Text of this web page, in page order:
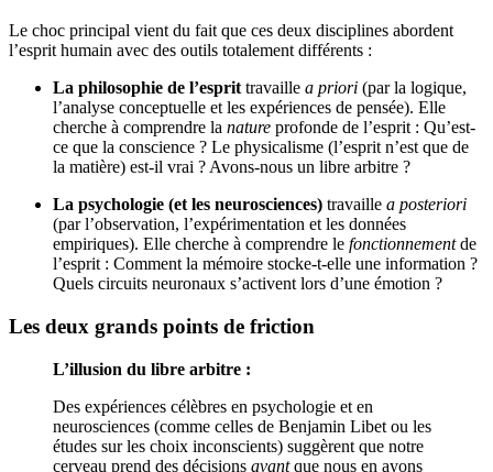
Le choc principal vient du fait que ces deux disciplines abordent
l’esprit humain avec des outils totalement différents :
La philosophie de l’esprit travaille a priori (par la logique,
l’analyse conceptuelle et les expériences de pensée). Elle
cherche à comprendre la nature profonde de l’esprit : Qu’est-
ce que la conscience ? Le physicalisme (l’esprit n’est que de
la matière) est-il vrai ? Avons-nous un libre arbitre ?
La psychologie (et les neurosciences) travaille a posteriori
(par l’observation, l’expérimentation et les données
empiriques). Elle cherche à comprendre le fonctionnementde
l’esprit : Comment la mémoire stocke-t-elle une information ?
Quels circuits neuronaux s’activent lors d’une émotion ?
Les deux grands points de friction
L’illusion du libre arbitre :
Des expériences célèbres en psychologie et en
neurosciences (comme celles de Benjamin Libet ou les
études sur les choix inconscients) suggèrent que notre
cerveau prend des décisions avantque nous en ayons